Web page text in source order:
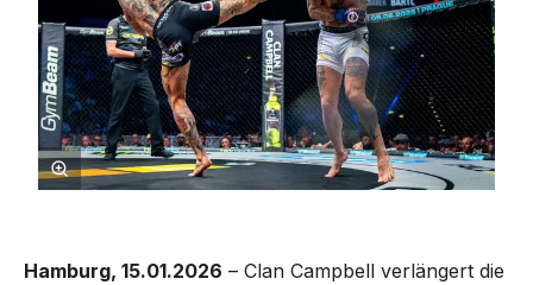
Hamburg, 15.01.2026 – Clan Campbell verlängert die